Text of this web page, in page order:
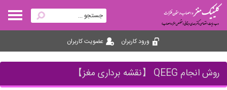
ورود کاربران عضویت کاربران
روش انجام QEEG 【نقشه برداری مغز】